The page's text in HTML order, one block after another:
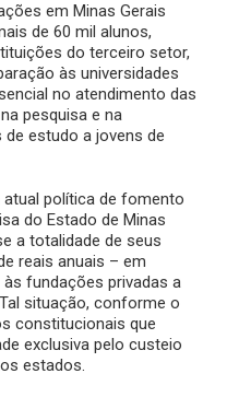
em Minas Gerais
de 60 mil alunos,
do terceiro setor,
às universidades
no atendimento das
pesquisa e na
estudo a jovens de
atual política de fomento
do Estado de Minas
a totalidade de seus
reais anuais – em
fundações privadas a
situação, conforme o
constitucionais que
exclusiva pelo custeio
estados.